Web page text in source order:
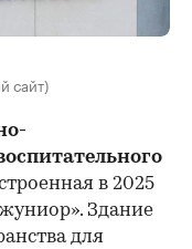
сайт)
в 2025
Здание
для